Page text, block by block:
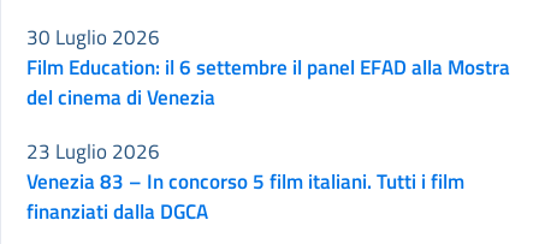
Film Education: il 6 settembre il panel EFAD alla Mostra
del cinema di Venezia
30 Luglio 2026
Venezia 83 – In concorso 5 film italiani. Tutti i film
finanziati dalla DGCA
23 Luglio 2026